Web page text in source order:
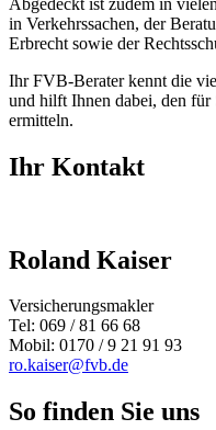
in Verkehrssachen, der
Erbrecht sowie der
Ihr FVB-Berater kennt die
und hilft Ihnen dabei, den für
ermitteln.
Ihr Kontakt
Roland Kaiser
Versicherungsmakler
Tel: 069 / 81 66 68
Mobil: 0170 / 9 21 91 93
ro.kaiser@fvb.de
So finden Sie uns